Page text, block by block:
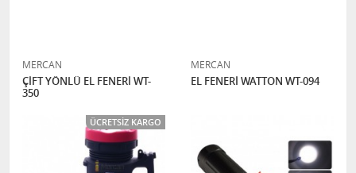
MERCAN
ÇİFT YÖNLÜ EL FENERİ WT-
350
ÜCRETSIZ KARGO
MERCAN
EL FENERİ WATTON WT-094